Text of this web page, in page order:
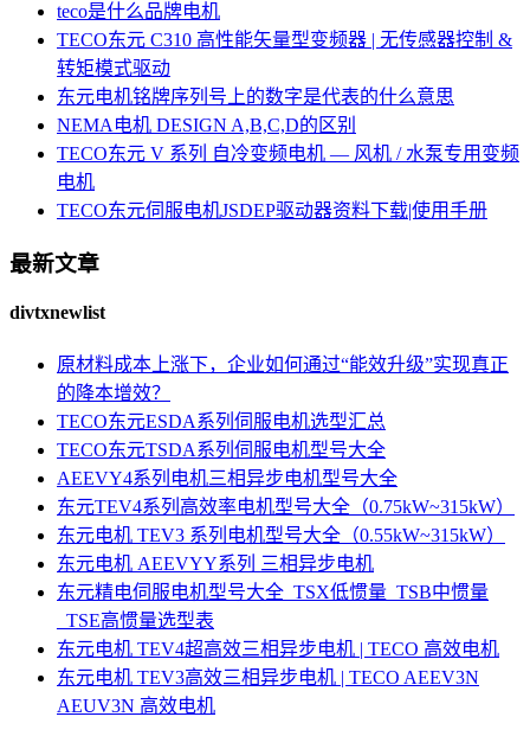
teco是什么品牌电机
TECO东元 C310 高性能矢量型变频器 | 无传感器控制 &
转矩模式驱动
东元电机铭牌序列号上的数字是代表的什么意思
NEMA电机 DESIGN A,B,C,D的区别
TECO东元 V 系列 自冷变频电机 — 风机 / 水泵专用变频
电机
TECO东元伺服电机JSDEP驱动器资料下载|使用手册
最新文章
divtxnewlist
原材料成本上涨下，企业如何通过“能效升级”实现真正
的降本增效？
TECO东元ESDA系列伺服电机选型汇总
TECO东元TSDA系列伺服电机型号大全
AEEVY4系列电机三相异步电机型号大全
东元TEV4系列高效率电机型号大全（0.75kW~315kW）
东元电机 TEV3 系列电机型号大全（0.55kW~315kW）
东元电机 AEEVYY系列 三相异步电机
东元精电伺服电机型号大全_TSX低惯量_TSB中惯量
_TSE高惯量选型表
东元电机 TEV4超高效三相异步电机 | TECO 高效电机
东元电机 TEV3高效三相异步电机 | TECO AEEV3N
AEUV3N 高效电机